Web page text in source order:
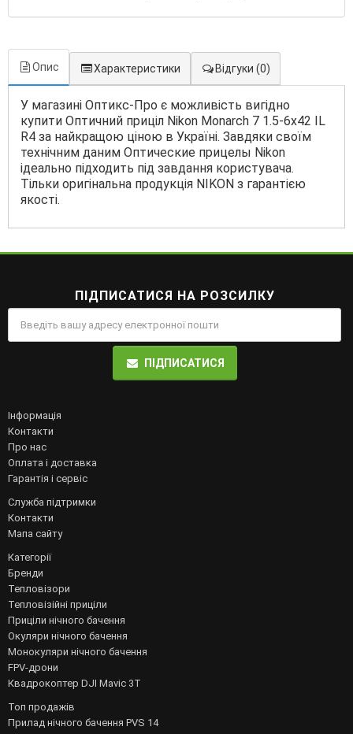
Опис Характеристики Відгуки (0)
У магазині Оптикс-Про є можливість вигідно
купити Оптичний приціл Nikon Monarch 7 1.5-6x42 IL
R4 за найкращою ціною в Україні. Завдяки своїм
технічним даним Оптические прицелы Nikon
ідеально підходить під завдання користувача.
Тільки оригінальна продукція NIKON з гарантією
якості.
ПІДПИСАТИСЯ НА РОЗСИЛКУ
ПІДПИСАТИСЯ
Інформація
Контакти
Про нас
Оплата і доставка
Гарантія і сервіс
Служба підтримки
Контакти
Мапа сайту
Категорії
Бренди
Тепловізори
Тепловізійні приціли
Приціли нічного бачення
Окуляри нічного бачення
Монокуляри нічного бачення
FPV-дрони
Квадрокоптер DJI Mavic 3T
Топ продажів
Прилад нічного бачення PVS 14